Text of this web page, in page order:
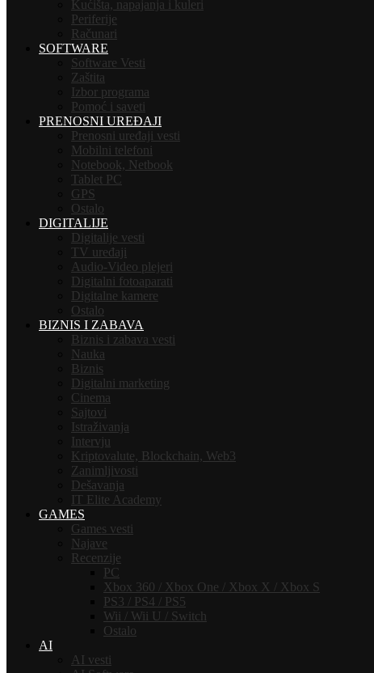
Kućišta, napajanja i kuleri
Periferije
Računari
SOFTWARE
Software Vesti
Zaštita
Izbor programa
Pomoć i saveti
PRENOSNI UREĐAJI
Prenosni uređaji vesti
Mobilni telefoni
Notebook, Netbook
Tablet PC
GPS
Ostalo
DIGITALIJE
Digitalije vesti
TV uređaji
Audio-Video plejeri
Digitalni fotoaparati
Digitalne kamere
Ostalo
BIZNIS I ZABAVA
Biznis i zabava vesti
Nauka
Biznis
Digitalni marketing
Cinema
Sajtovi
Istraživanja
Intervju
Kriptovalute, Blockchain, Web3
Zanimljivosti
Dešavanja
IT Elite Academy
GAMES
Games vesti
Najave
Recenzije
PC
Xbox 360 / Xbox One / Xbox X / Xbox S
PS3 / PS4 / PS5
Wii / Wii U / Switch
Ostalo
AI
AI vesti